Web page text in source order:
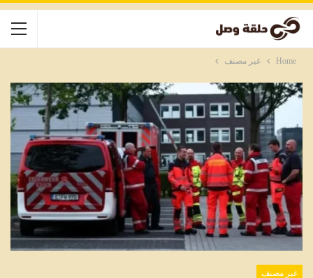
Home غير مصنف
غير مصنف